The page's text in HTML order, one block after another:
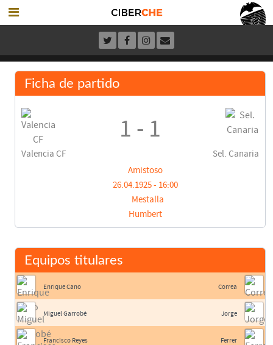
Ficha de partido
Valencia CF
1 - 1
Sel. Canaria
Amistoso
26.04.1925 - 16:00
Mestalla
Humbert
Equipos titulares
Enrique Cano
Miguel Garrobé
Francisco Reyes
Correa
Jorge
Ferrer